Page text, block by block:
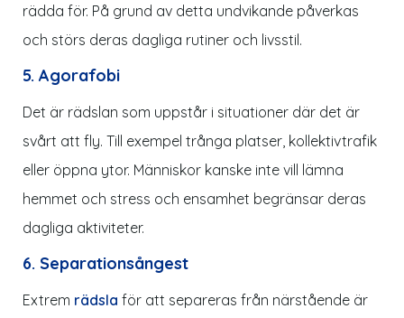
rädda för. På grund av detta undvikande påverkas
och störs deras dagliga rutiner och livsstil.
5. Agorafobi
Det är rädslan som uppstår i situationer där det är
svårt att fly. Till exempel trånga platser, kollektivtrafik
eller öppna ytor. Människor kanske inte vill lämna
hemmet och stress och ensamhet begränsar deras
dagliga aktiviteter.
6. Separationsångest
Extrem rädsla för att separeras från närstående är